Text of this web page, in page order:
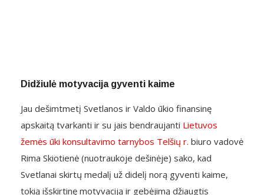
Didžiulė motyvacija gyventi kaime
Jau dešimtmetį Svetlanos ir Valdo ūkio finansinę
apskaitą tvarkanti ir su jais bendraujanti Lietuvos
žemės ūki konsultavimo tarnybos Telšių r. biuro vadovė
Rima Skiotienė (nuotraukoje dešinėje) sako, kad
Svetlanai skirtų medalį už didelį norą gyventi kaime,
tokią išskirtinę motyvaciją ir gebėjimą džiaugtis